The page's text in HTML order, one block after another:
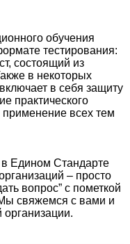
обучения
тестирования:
состоящий из
в некоторых
в себя защиту
практического
применение всех тем
Едином Стандарте
– просто
вопрос” с пометкой
свяжемся с вами и